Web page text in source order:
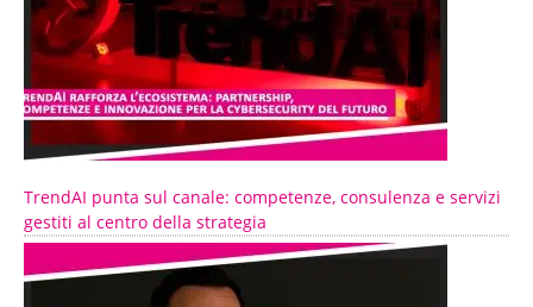
TrendAI punta sul canale: competenze, consulenza e servizi
gestiti al centro della strategia